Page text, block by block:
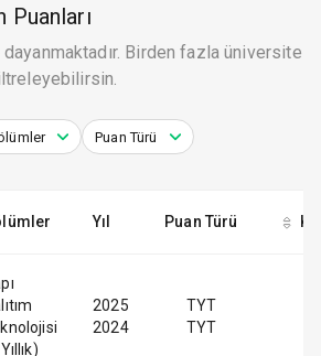
Puanları
Birden fazla üniversite
Puan Türü
Yıl Puan Türü
2025
2024
TYT
TYT